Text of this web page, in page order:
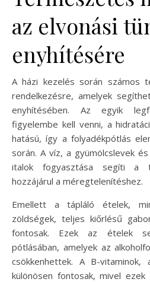
az elvonási
enyhítésére
A házi kezelés során számos
rendelkezésre, amelyek
enyhítésében. Az egyik
figyelembe kell venni, a
hatású, így a folyadékpótlás
során. A víz, a gyümölcslevek
italok fogyasztása segíti a
hozzájárul a méregtelenítéshez.
Emellett a tápláló ételek,
zöldségek, teljes kiőrlésű
fontosak. Ezek az ételek
pótlásában, amelyek az
csökkenhettek. A B-
különösen fontosak, mivel ezek